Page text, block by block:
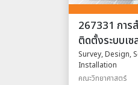
267331 การ
ติดตั้งระบบเ
Survey, Design,
Installation
คณะวิทยาศาสตร์